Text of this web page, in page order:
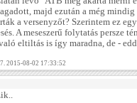
majd ezután a még
a versenyzőt? Szerintem ez
A meseszerű folytatás persze
eltiltás is így maradna, de -
2015-08-02 17:33:52